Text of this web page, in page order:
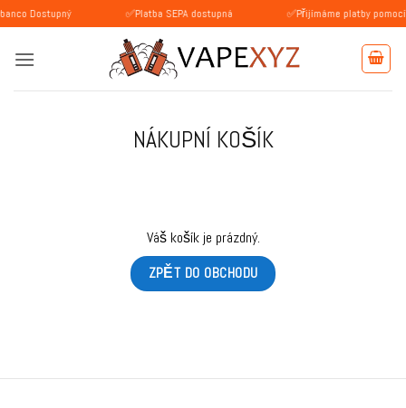
Přeskočit
na
obsah
✅Platba SEPA dostupná ✅Přijímáme platby pomocí BLIK
NÁKUPNÍ KOŠÍK
Váš košík je prázdný.
ZPĚT DO OBCHODU